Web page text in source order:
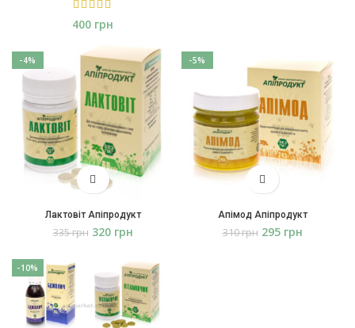
грн
-4%
Лактовіт Апіпродукт
335грн 320 грн
-5%
Апімод Апіпродукт
310грн 295 грн
-10%